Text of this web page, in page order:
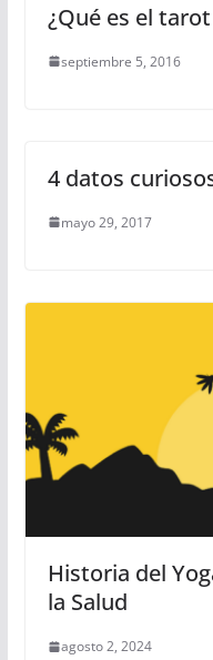
¿Qué es el
septiembre 5, 2016
4 datos
mayo 29, 2017
Historia del
la Salud
agosto 2, 2024